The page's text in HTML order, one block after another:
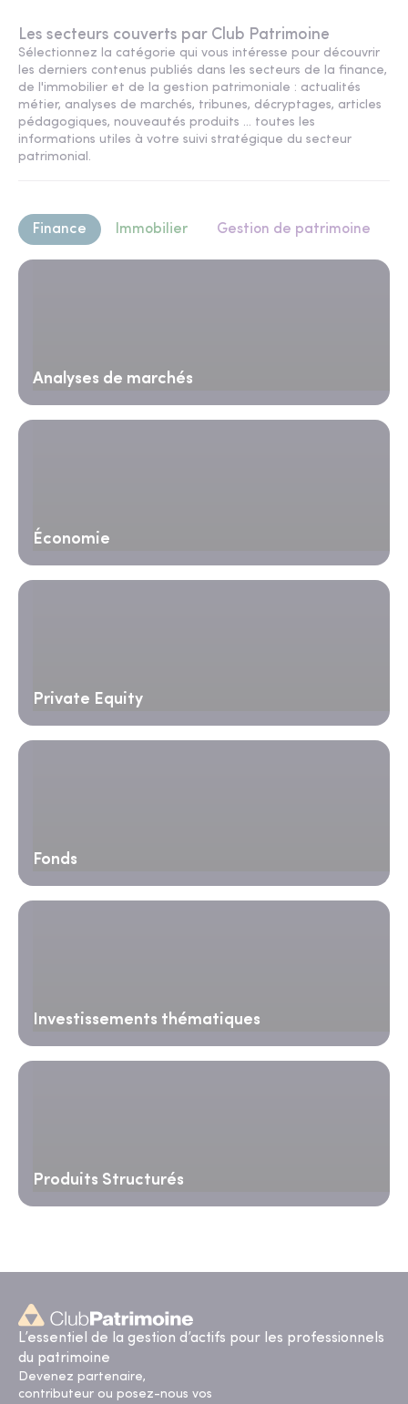
Les secteurs couverts par Club Patrimoine
Sélectionnez la catégorie qui vous intéresse pour découvrir
les derniers contenus publiés dans les secteurs de la finance,
de l'immobilier et de la gestion patrimoniale : actualités
métier, analyses de marchés, tribunes, décryptages, articles
pédagogiques, nouveautés produits ... toutes les
informations utiles à votre suivi stratégique du secteur
patrimonial.
Finance Immobilier Gestion de patrimoine
Analyses de marchés
Économie
Private Equity
Fonds
Investissements thématiques
Produits Structurés
L’essentiel de la gestion d’actifs pour les professionnels
du patrimoine
Devenez partenaire,
contributeur ou posez-nous vos